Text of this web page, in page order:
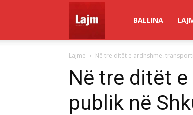
Lajm
BALLINA
Lajme Në tre ditët e ardhshme,
Në tre ditët
publik në